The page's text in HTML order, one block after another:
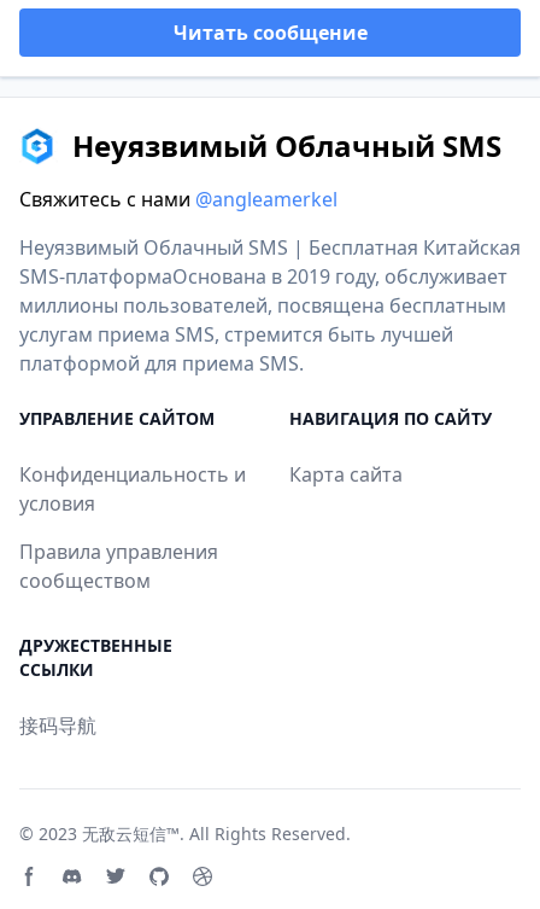
Читать сообщение
Неуязвимый Облачный SMS
Свяжитесь с нами @angleamerkel
Неуязвимый Облачный SMS | Бесплатная Китайская
SMS-платформаОснована в 2019 году, обслуживает
миллионы пользователей, посвящена бесплатным
услугам приема SMS, стремится быть лучшей
платформой для приема SMS.
УПРАВЛЕНИЕ САЙТОМ
Конфиденциальность и
условия
Правила управления
сообществом
НАВИГАЦИЯ ПО САЙТУ
Карта сайта
ДРУЖЕСТВЕННЫЕ
ССЫЛКИ
接码导航
© 2023 无敌云短信™. All Rights Reserved.